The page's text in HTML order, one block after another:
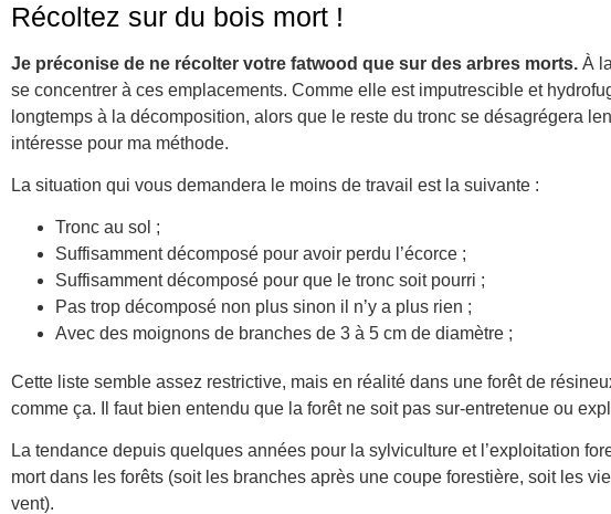
Récoltez sur du bois mort !
Je préconise de ne récolter votre fatwood que sur des arbres morts. À
se concentrer à ces emplacements. Comme elle est imputrescible et
longtemps à la décomposition, alors que le reste du tronc se désagrégera
intéresse pour ma méthode.
La situation qui vous demandera le moins de travail est la suivante :
Tronc au sol ;
Suffisamment décomposé pour avoir perdu l’écorce ;
Suffisamment décomposé pour que le tronc soit pourri ;
Pas trop décomposé non plus sinon il n’y a plus rien ;
Avec des moignons de branches de 3 à 5 cm de diamètre ;
Cette liste semble assez restrictive, mais en réalité dans une forêt de
comme ça. Il faut bien entendu que la forêt ne soit pas sur-entretenue ou
La tendance depuis quelques années pour la sylviculture et l’exploitation
mort dans les forêts (soit les branches après une coupe forestière, soit les
vent).